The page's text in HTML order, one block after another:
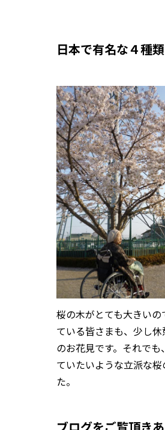
日本で有名な４種
桜の木がとても大きいの
ている皆さまも、少し休
のお花見です。それでも
ていたいような立派な桜
た。
ブログをご覧頂き